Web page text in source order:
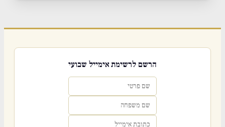
הרשם לרשימת אימייל שבועי